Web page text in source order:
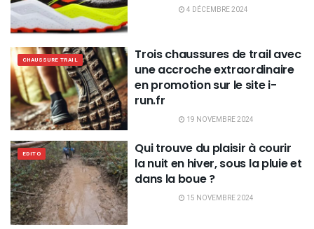
4 DÉCEMBRE 2024
CHAUSSURE TRAIL
Trois chaussures de trail avec
une accroche extraordinaire
en promotion sur le site i-
run.fr
19 NOVEMBRE 2024
EDITO
Qui trouve du plaisir à courir
la nuit en hiver, sous la pluie et
dans la boue ?
15 NOVEMBRE 2024